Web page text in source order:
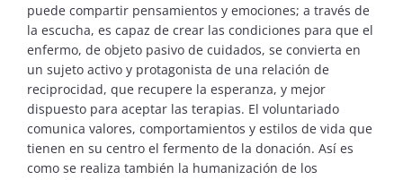
puede compartir pensamientos y emociones; a través de
la escucha, es capaz de crear las condiciones para que el
enfermo, de objeto pasivo de cuidados, se convierta en
un sujeto activo y protagonista de una relación de
reciprocidad, que recupere la esperanza, y mejor
dispuesto para aceptar las terapias. El voluntariado
comunica valores, comportamientos y estilos de vida que
tienen en su centro el fermento de la donación. Así es
como se realiza también la humanización de los